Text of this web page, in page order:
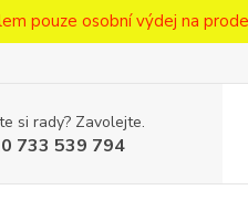
pouze osobní výdej na
si rady? Zavolejte.
733 539 794